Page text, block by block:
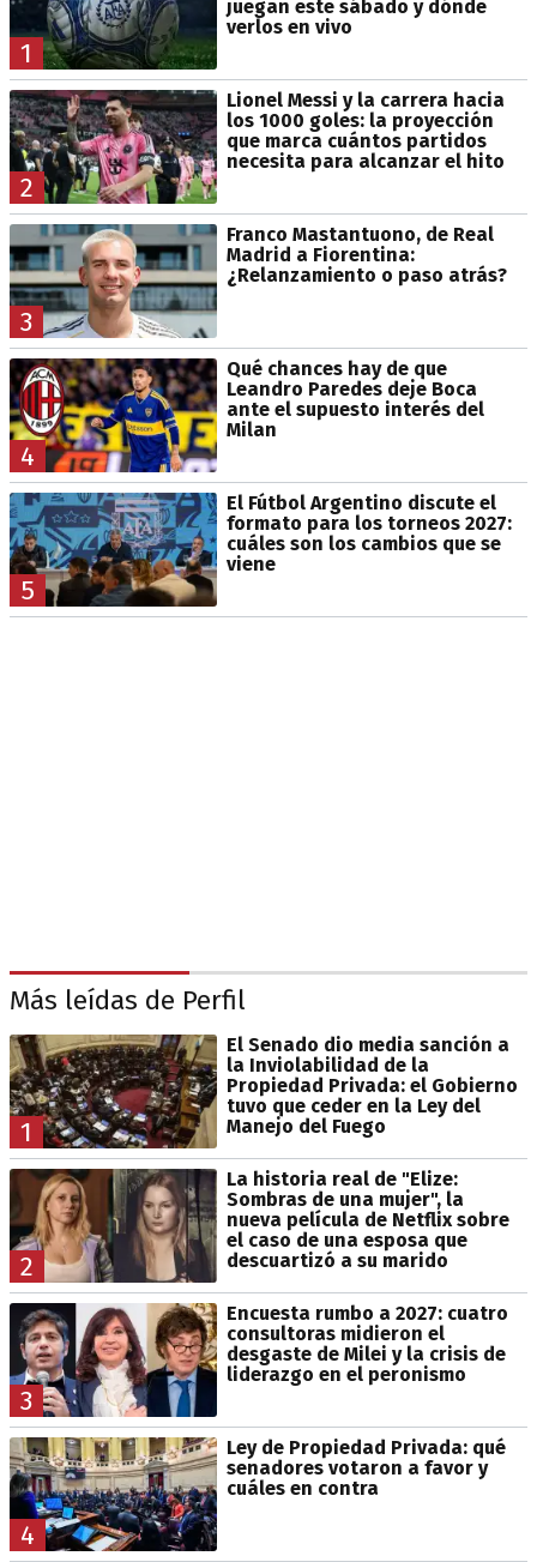
1
juegan este sábado y dónde
verlos en vivo
2
Lionel Messi y la carrera hacia
los 1000 goles: la proyección
que marca cuántos partidos
necesita para alcanzar el hito
3
Franco Mastantuono, de Real
Madrid a Fiorentina:
¿Relanzamiento o paso atrás?
4
Qué chances hay de que
Leandro Paredes deje Boca
ante el supuesto interés del
Milan
5
El Fútbol Argentino discute el
formato para los torneos 2027:
cuáles son los cambios que se
viene
Más leídas de Perfil
1
El Senado dio media sanción a
la Inviolabilidad de la
Propiedad Privada: el Gobierno
tuvo que ceder en la Ley del
Manejo del Fuego
2
La historia real de "Elize:
Sombras de una mujer", la
nueva película de Netflix sobre
el caso de una esposa que
descuartizó a su marido
3
Encuesta rumbo a 2027: cuatro
consultoras midieron el
desgaste de Milei y la crisis de
liderazgo en el peronismo
4
Ley de Propiedad Privada: qué
senadores votaron a favor y
cuáles en contra